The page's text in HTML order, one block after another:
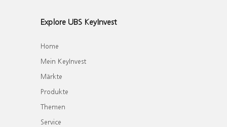
Explore UBS KeyInvest
Home
Mein KeyInvest
Märkte
Produkte
Themen
Service